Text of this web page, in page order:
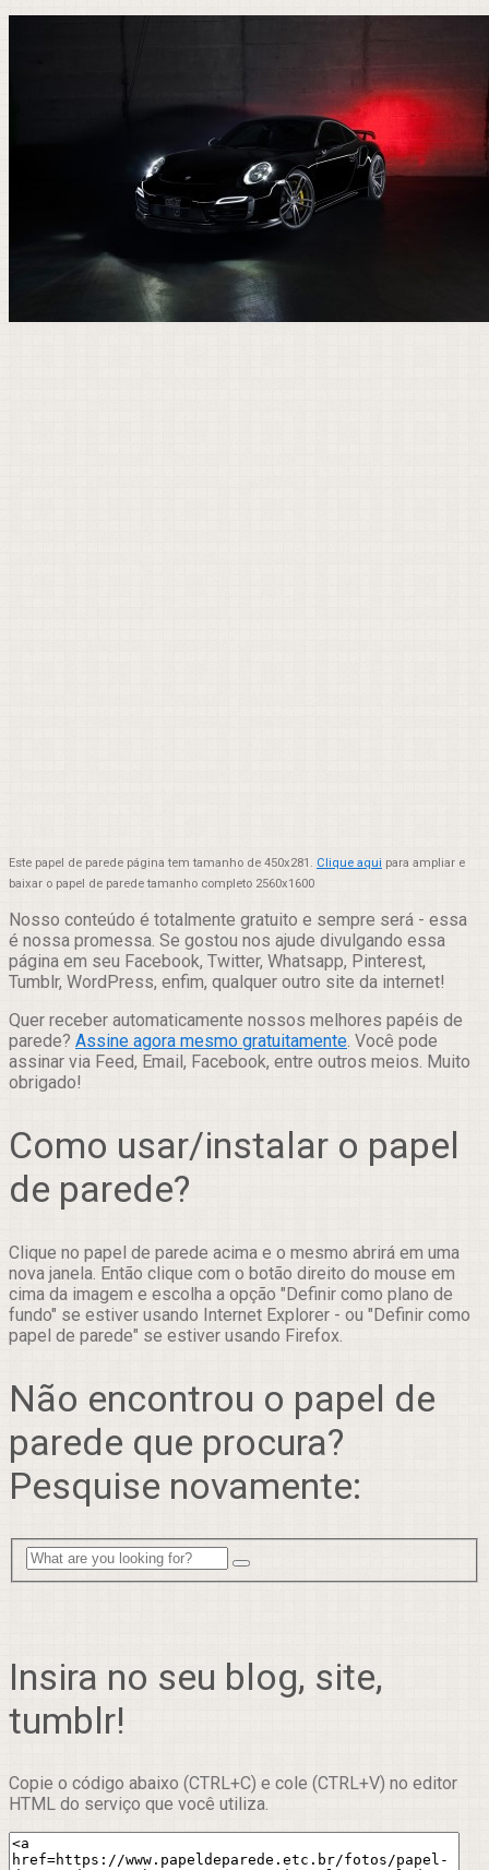
Este papel de parede página tem tamanho de 450x281. Clique aqui para ampliar e
baixar o papel de parede tamanho completo 2560x1600
Nosso conteúdo é totalmente gratuito e sempre será - essa
é nossa promessa. Se gostou nos ajude divulgando essa
página em seu Facebook, Twitter, Whatsapp, Pinterest,
Tumblr, WordPress, enfim, qualquer outro site da internet!
Quer receber automaticamente nossos melhores papéis de
parede? Assine agora mesmo gratuitamente. Você pode
assinar via Feed, Email, Facebook, entre outros meios. Muito
obrigado!
Como usar/instalar o papel
de parede?
Clique no papel de parede acima e o mesmo abrirá em uma
nova janela. Então clique com o botão direito do mouse em
cima da imagem e escolha a opção "Definir como plano de
fundo" se estiver usando Internet Explorer - ou "Definir como
papel de parede" se estiver usando Firefox.
Não encontrou o papel de
parede que procura?
Pesquise novamente:
Insira no seu blog, site,
tumblr!
Copie o código abaixo (CTRL+C) e cole (CTRL+V) no editor
HTML do serviço que você utiliza.